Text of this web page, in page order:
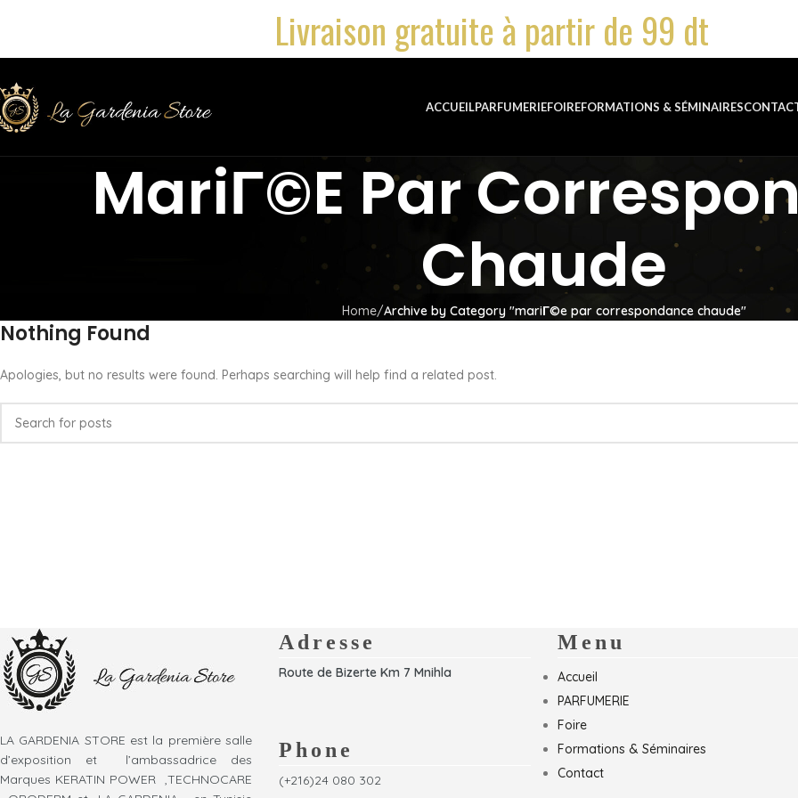
Livraison gratuite à partir de 99 dt
ACCUEILPARFUMERIEFOIREFORMATIONS & SÉMINAIRES
MariГ©e Par
Chaude
Home Archive by Category "mariГ©e par correspondance chaude"
Nothing Found
Apologies, but no results were found. Perhaps searching will help find a related post.
LA GARDENIA STORE est la première salle
d’exposition et l’ambassadrice des
Marques KERATIN POWER ,TECHNOCARE
Adresse
Route de Bizerte Km 7 Mnihla
Phone
(+216)24 080 302
Menu
Accueil
PARFUMERIE
Foire
Formations & Séminaires
Contact